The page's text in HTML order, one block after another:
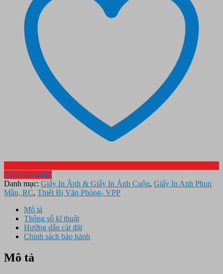
Add to wishlist
Danh mục: Giấy In Ảnh & Giấy In Ảnh Cuộn, Giấy In Anh Phun
Mầu, RC, Thiết Bị Văn Phòng- VPP
Mô tả
Thông số kĩ thuật
Hướng dẫn cài đặt
Chính sách bảo hành
Mô tả